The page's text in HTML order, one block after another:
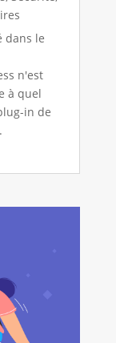
dans le
n'est
à quel
in de